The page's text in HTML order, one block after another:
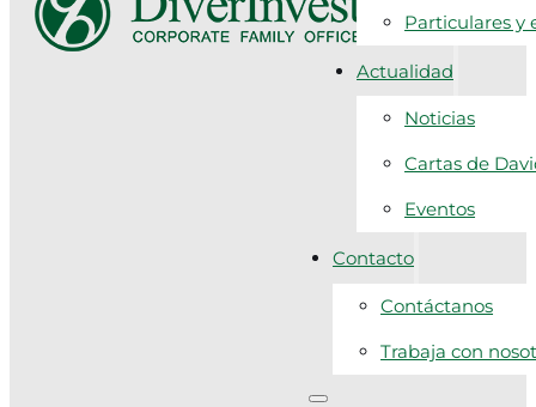
Particulares y
Actualidad
Noticias
Cartas de
Eventos
Contacto
Contáctanos
Trabaja con